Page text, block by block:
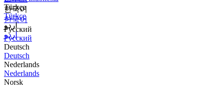
Türkçe
Türkçe
اردو
اردو
한국어
한국어
Русский
Русский
Deutsch
Deutsch
Nederlands
Nederlands
Norsk